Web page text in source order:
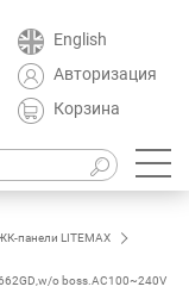
English
Авторизация
Корзина
панели LITEMAX
o boss.AC100~240V